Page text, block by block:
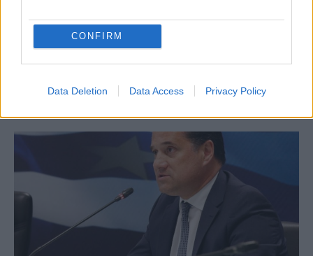
CONFIRM
Data Deletion Data Access Privacy Policy
Το νέο εργασιακό νομοσχέδιο που προωθεί
η κυβέρνηση κατήγγειλαν συνδικάτα με την
Εργασίας.